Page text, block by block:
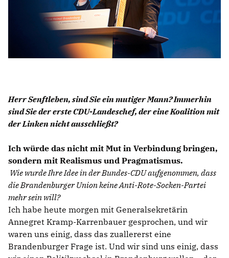
IM BUNDESTAG
IM EUROPÄISCHEN PARLAMENT
NEWSLETTER ABONNIEREN
75 JAHRE CDU BRANDENBURG
PRESSE
SPENDEN
Mitglied werden
Herr Senftleben, sind Sie ein mutiger Mann? Immerhin
sind Sie der erste CDU-Landeschef, der eine Koalition mit
der Linken nicht ausschließt?
Ich würde das nicht mit Mut in Verbindung bringen,
sondern mit Realismus und Pragmatismus.
Wie wurde Ihre Idee in der Bundes-CDU aufgenommen, dass
die Brandenburger Union keine Anti-Rote-Socken-Partei
mehr sein will?
Ich habe heute morgen mit Generalsekretärin
Annegret Kramp-Karrenbauer gesprochen, und wir
waren uns einig, dass das zuallererst eine
Brandenburger Frage ist. Und wir sind uns einig, dass